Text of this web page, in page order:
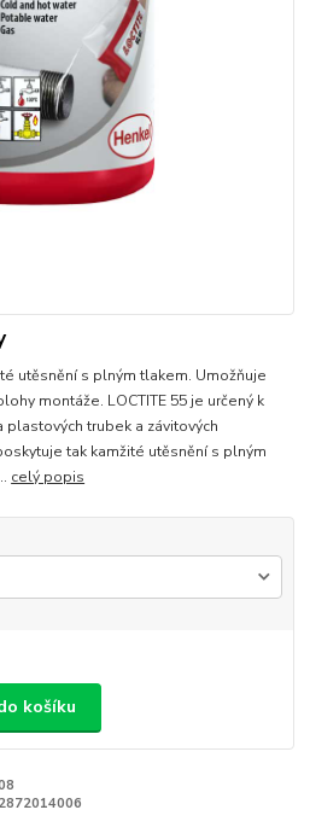
utěsnění s plným tlakem. Umožňuje
montáže. LOCTITE 55 je určený k
plastových trubek a závitových
tak kamžité utěsnění s plným
celý popis
košíku